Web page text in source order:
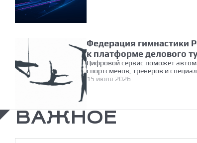
Федерация гимнастики
к платформе делового
Цифровой сервис поможет
спортсменов, тренеров и
15 июля 2026
ВАЖНОЕ